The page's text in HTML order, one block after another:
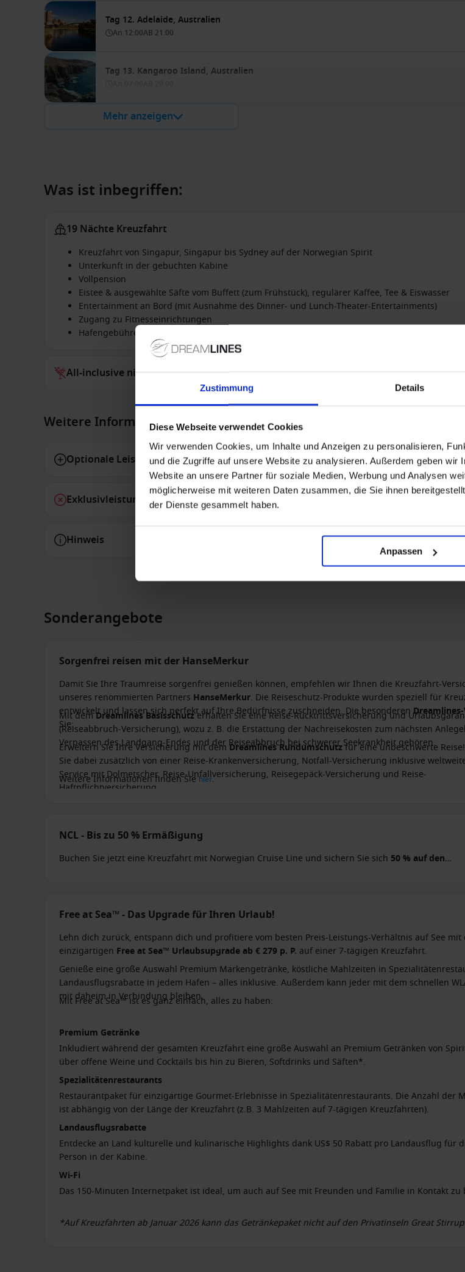
Zustimmung Details
Diese Webseite verwendet Cookies
Wir verwenden Cookies, um Inhalte und Anzeigen zu personalisieren,
und die Zugriffe auf unsere Website zu analysieren. Außerdem geben wir
Website an unsere Partner für soziale Medien, Werbung und Analysen
möglicherweise mit weiteren Daten zusammen, die Sie ihnen
der Dienste gesammelt haben.
Anpassen
Tag 12. Adelaide, Australien
An 12:00AB 21:00
Tag 13. Kangaroo Island, Australien
Mehr anzeigen
Was ist inbegriffen:
19 Nächte Kreuzfahrt
Kreuzfahrt von Singapur, Singapur bis Sydney auf der Norwegian Spirit
Unterkunft in der gebuchten Kabine
Vollpension
Eistee & ausgewählte Säfte vom Buffett (zum Frühstück), regulärer Kaffee, Tee & Eiswasser
Entertainment an Bord (mit Ausnahme des Dinner- und Lunch-Theater-Entertainments)
Zugang zu Fitnesseinrichtungen
Hafengebühren
All-inclusive nicht inbegriffen + All-
Weitere Informationen
Optionale Leistungen
Exklusivleistungen
Hinweis
Sonderangebote
Sorgenfrei reisen mit der HanseMerkur
Damit Sie Ihre Traumreise sorgenfrei genießen können, empfehlen wir Ihnen die Kreuzfahrt-
unseres renommierten Partners HanseMerkur. Die Reiseschutz-Produkte wurden speziell für
entwickelt und lassen sich perfekt auf Ihre Bedürfnisse zuschneiden. Die besonderen
Sie:
Mit demDreamlines Basisschutzerhalten Sie eine Reise-Rücktrittsversicherung und
(Reiseabbruch-Versicherung), wozu z. B. die Erstattung der Nachreisekosten zum nächsten
Verpassen des Landgang-Endes und der Reiseabbruch bei schwerer Seekrankheit gehören.
Erweitern Sie Ihre Versicherung mit dem Dreamlines Rundumschutzfür eine unbeschwerte
Sie dabei zusätzlich von einer Reise-Krankenversicherung, Notfall-Versicherung inklusive
Service mit Dolmetscher, Reise-Unfallversicherung, Reisegepäck-Versicherung und Reise-
Haftpflichtversicherung.
Weitere Informationen finden Siehier.
NCL - Bis zu 50 % Ermäßigung
Buchen Sie jetzt eine Kreuzfahrt mit Norwegian Cruise Line und sichern Sie sich 50 % auf den
Free at Sea™ - Das Upgrade für Ihren Urlaub!
Lehn dich zurück, entspann dich und profitiere vom besten Preis-Leistungs-Verhältnis auf See mit
einzigartigen Free at Sea™ Urlaubsupgrade ab € 279 p. P. auf einer 7-tägigen Kreuzfahrt.
Genieße eine große Auswahl Premium Markengetränke, köstliche Mahlzeiten in
Landausflugsrabatte in jedem Hafen – alles inklusive. Außerdem kann jeder mit dem schnellen
mit daheim in Verbindung bleiben.
Mit Free at Sea™ ist es ganz einfach, alles zu haben:
Premium Getränke
Inkludiert während der gesamten Kreuzfahrt eine große Auswahl an Premium Getränken von
über offene Weine und Cocktails bis hin zu Bieren, Softdrinks und Säften*.
Spezialitätenrestaurants
Restaurantpaket für einzigartige Gourmet-Erlebnisse in Spezialitätenrestaurants. Die Anzahl der
ist abhängig von der Länge der Kreuzfahrt (z.B. 3 Mahlzeiten auf 7-tägigen Kreuzfahrten).
Landausflugsrabatte
Entdecke an Land kulturelle und kulinarische Highlights dank US$ 50 Rabatt pro Landausflug für
Person in der Kabine.
Wi-Fi
Das 150-Minuten Internetpaket ist ideal, um auch auf See mit Freunden und Familie in Kontakt zu
*Auf Kreuzfahrten ab Januar 2026 kann das Getränkepaket nicht auf den Privatinseln Great